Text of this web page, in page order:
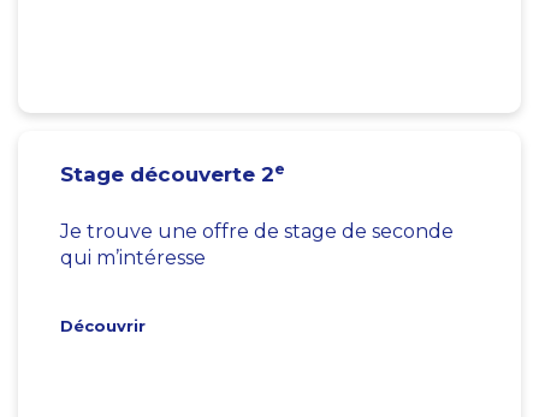
Stage découverte 2e
Je trouve une offre de stage de seconde
qui m’intéresse
Découvrir